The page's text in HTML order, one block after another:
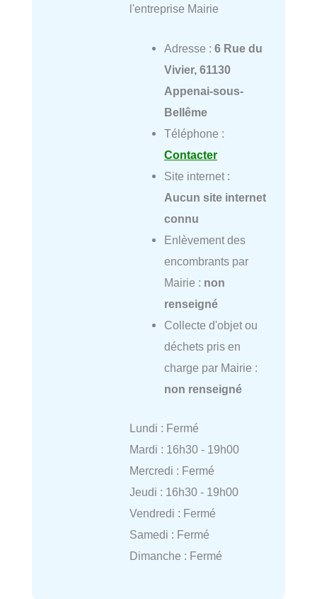
l'entreprise Mairie
Adresse : 6 Rue du
Vivier, 61130
Appenai-sous-
Bellême
Téléphone :
Contacter
Site internet :
Aucun site internet
connu
Enlèvement des
encombrants par
Mairie : non
renseigné
Collecte d'objet ou
déchets pris en
charge par Mairie :
non renseigné
Lundi : Fermé
Mardi : 16h30 - 19h00
Mercredi : Fermé
Jeudi : 16h30 - 19h00
Vendredi : Fermé
Samedi : Fermé
Dimanche : Fermé